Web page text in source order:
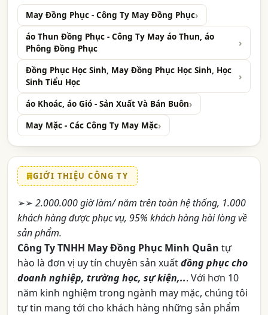
May Đồng Phục - Công Ty May Đồng Phục
áo Thun Đồng Phục - Công Ty May áo Thun, áo
Phông Đồng Phục
Đồng Phục Học Sinh, May Đồng Phục Học Sinh, Học
Sinh Tiểu Học
áo Khoác, áo Gió - Sản Xuất Và Bán Buôn
May Mặc - Các Công Ty May Mặc
GIỚI THIỆU CÔNG TY
➢➢ 2.000.000 giờ làm/ năm trên toàn hệ thống, 1.000
khách hàng được phục vụ, 95% khách hàng hài lòng về
sản phẩm.
Công Ty TNHH May Đồng Phục Minh Quân tự
hào là đơn vị uy tín chuyên sản xuấtđồng phục cho
doanh nghiệp, trường học, sự kiện,... Với hơn 10
năm kinh nghiệm trong ngành may mặc, chúng tôi
tự tin mang tới cho khách hàng những sản phẩm